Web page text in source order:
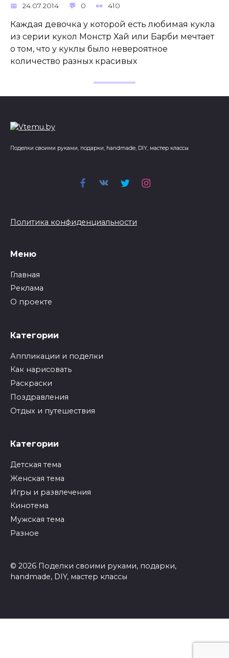
24.07.2014 0 410
Каждая девочка у которой есть любимая кукла
из серии кукол Монстр Хай или Барби мечтает
о том, что у куклы было невероятное
количество разных красивых
Поделки своими руками, подарки, handmade, DIY, мастер классы
Политика конфиденциальности
Меню
Главная
Реклама
О проекте
Категории
Аппликации и поделки
Как нарисовать
Раскраски
Поздравления
Отдых и путешествия
Категории
Детская тема
Женская тема
Игры и развлечения
Кинотема
Мужская тема
Разное
© 2026 Поделки своими руками, подарки,
handmade, DIY, мастер классы